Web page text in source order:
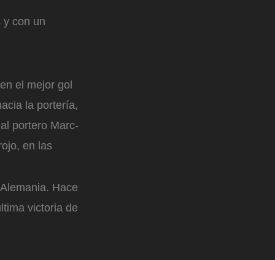
y con un
el mejor gol
la portería,
portero Marc-
en las
Hace
victoria de